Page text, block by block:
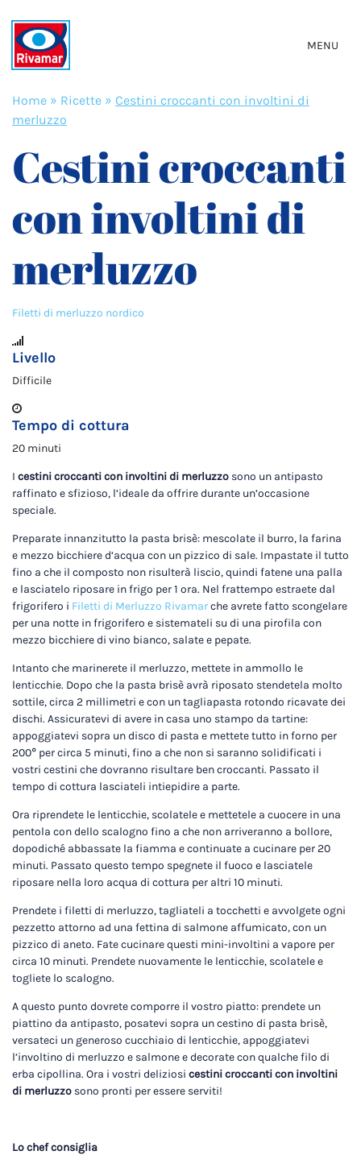
MENU
Home » Ricette » Cestini croccanti con involtini di
merluzzo
Cestini croccanti
con involtini di
merluzzo
Filetti di merluzzo nordico
Livello
Difficile
Tempo di cottura
20 minuti
I cestini croccanti con involtini di merluzzo sono un antipasto
raffinato e sfizioso, l’ideale da offrire durante un’occasione
speciale.
Preparate innanzitutto la pasta brisè: mescolate il burro, la farina
e mezzo bicchiere d’acqua con un pizzico di sale. Impastate il tutto
fino a che il composto non risulterà liscio, quindi fatene una palla
e lasciatelo riposare in frigo per 1 ora. Nel frattempo estraete dal
frigorifero i Filetti di Merluzzo Rivamarche avrete fatto scongelare
per una notte in frigorifero e sistemateli su di una pirofila con
mezzo bicchiere di vino bianco, salate e pepate.
Intanto che marinerete il merluzzo, mettete in ammollo le
lenticchie. Dopo che la pasta brisè avrà riposato stendetela molto
sottile, circa 2 millimetri e con un tagliapasta rotondo ricavate dei
dischi. Assicuratevi di avere in casa uno stampo da tartine:
appoggiatevi sopra un disco di pasta e mettete tutto in forno per
200° per circa 5 minuti, fino a che non si saranno solidificati i
vostri cestini che dovranno risultare ben croccanti. Passato il
tempo di cottura lasciateli intiepidire a parte.
Ora riprendete le lenticchie, scolatele e mettetele a cuocere in una
pentola con dello scalogno fino a che non arriveranno a bollore,
dopodiché abbassate la fiamma e continuate a cucinare per 20
minuti. Passato questo tempo spegnete il fuoco e lasciatele
riposare nella loro acqua di cottura per altri 10 minuti.
Prendete i filetti di merluzzo, tagliateli a tocchetti e avvolgete ogni
pezzetto attorno ad una fettina di salmone affumicato, con un
pizzico di aneto. Fate cucinare questi mini-involtini a vapore per
circa 10 minuti. Prendete nuovamente le lenticchie, scolatele e
togliete lo scalogno.
A questo punto dovrete comporre il vostro piatto: prendete un
piattino da antipasto, posatevi sopra un cestino di pasta brisè,
versateci un generoso cucchiaio di lenticchie, appoggiatevi
l’involtino di merluzzo e salmone e decorate con qualche filo di
erba cipollina. Ora i vostri deliziosi cestini croccanti con involtini
di merluzzo sono pronti per essere serviti!
Lo chef consiglia